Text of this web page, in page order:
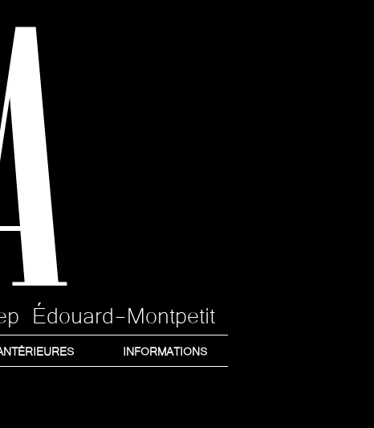
Édouard-Montpetit
INFORMATIONS